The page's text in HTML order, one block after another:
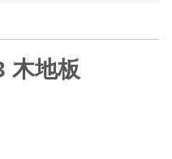
木地板